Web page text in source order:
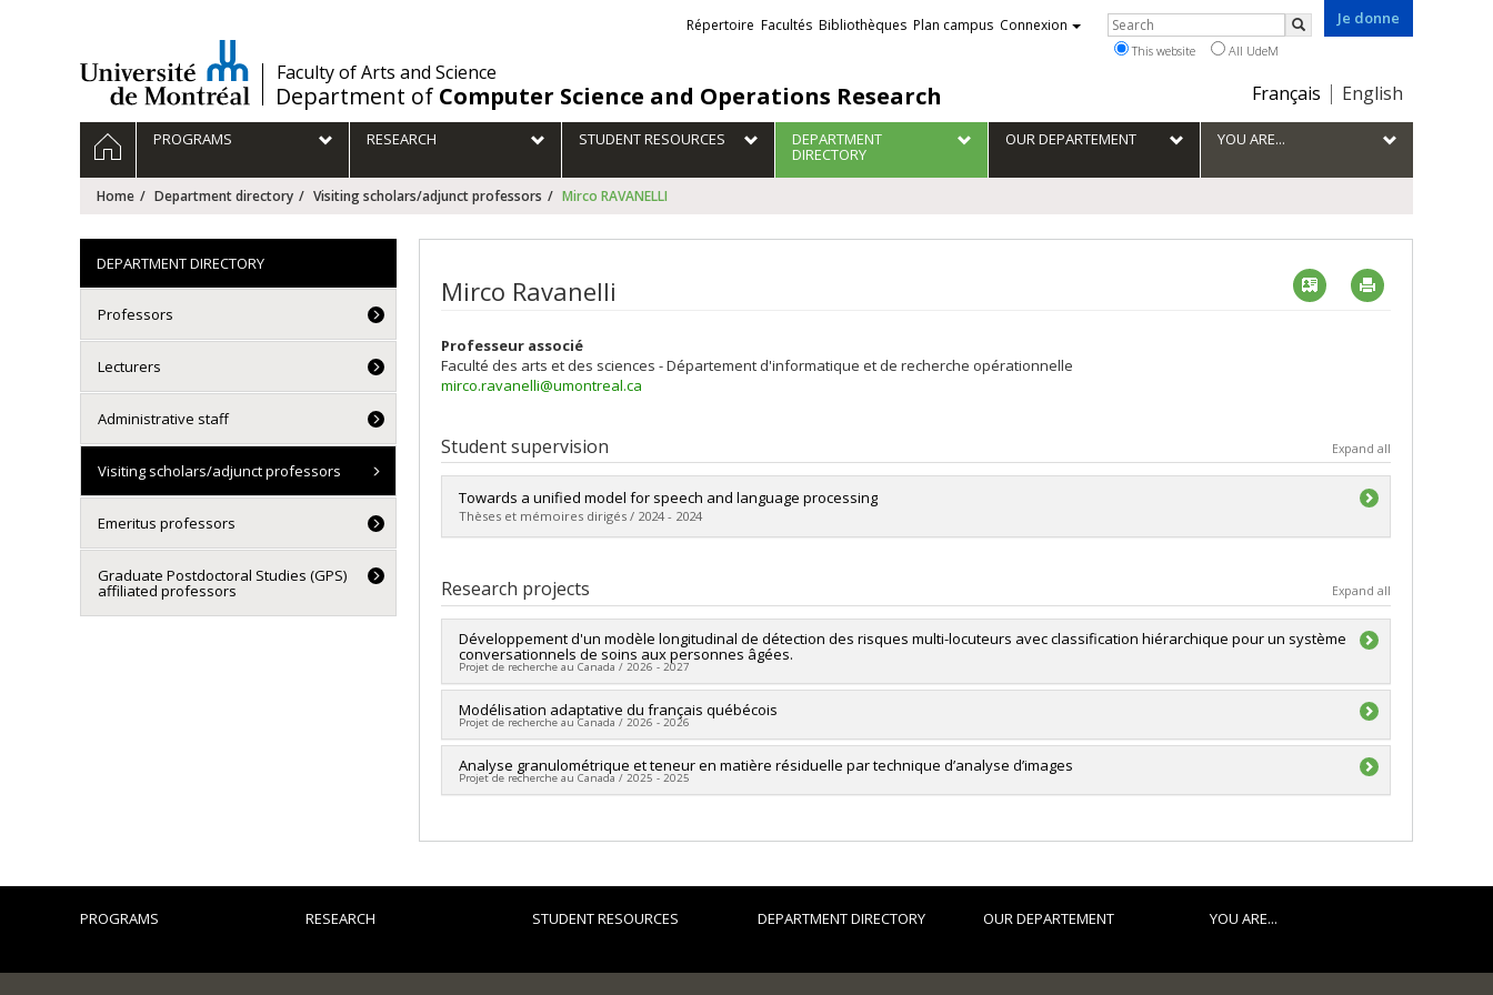
/Faculty of Arts and Science
Department of Computer Science and Operations Research
Je donne
Choix
la
langue
Français English
Liens
externes
Répertoire Facultés Bibliothèques Plan campus Connexion Rechercher
Search
This website All UdeM
Navigation
principale
HOMEPROGRAMS RESEARCH STUDENT RESOURCES DEPARTMENT
DIRECTORY
OUR DEPARTEMENT YOU ARE...
Home Department directory Visiting scholars/adjunct professors Mirco RAVANELLI
Mirco Ravanelli Vcard
Professeur associé
Faculté des arts et des sciences - Département d'informatique et de recherche opérationnelle
mirco.ravanelli@umontreal.ca
Student supervision Expand all
Towards a unified model for speech and language processing
Thèses et mémoires dirigés / 2024 - 2024
Cycle :Master's
Grade :M. Sc.
Lien vers le document dans Papyrus
Research projects Expand all
Développement d'un modèle longitudinal de détection des risques multi-locuteurs avec classification hiérarchique pour un système
conversationnels de soins aux personnes âgées.
Projet de recherche au Canada / 2026 - 2027
Lead researcher :Mirco Ravanelli
Funding sources: MITACS Inc.
Grant programs:PVXXXXXX-Stage Accélération Québec - MITACS
Modélisation adaptative du français québécois
Projet de recherche au Canada / 2026 - 2026
Lead researcher :Mirco Ravanelli
Funding sources: MITACS Inc.
Analyse granulométrique et teneur en matière résiduelle par technique d’analyse d’images
Projet de recherche au Canada / 2025 - 2025
Funding sources:MITACS Inc.
DEPARTMENT DIRECTORY
Professors
Lecturers
Administrative staff
Visiting scholars/adjunct professors
Emeritus professors
Graduate Postdoctoral Studies (GPS)
affiliated professors
PROGRAMS RESEARCH STUDENT RESOURCES DEPARTMENT DIRECTORY OUR DEPARTEMENT YOU ARE...